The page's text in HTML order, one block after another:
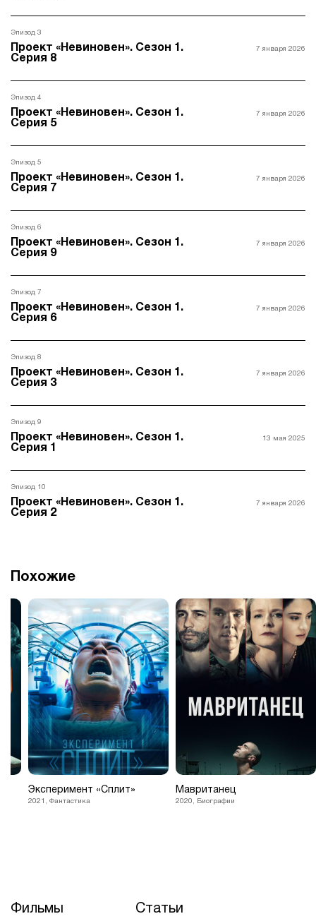
Эпизод 3
Проект «Невиновен». Сезон 1.
Серия 8
7 января 2026
Эпизод 4
Проект «Невиновен». Сезон 1.
Серия 5
7 января 2026
Эпизод 5
Проект «Невиновен». Сезон 1.
Серия 7
7 января 2026
Эпизод 6
Проект «Невиновен». Сезон 1.
Серия 9
7 января 2026
Эпизод 7
Проект «Невиновен». Сезон 1.
Серия 6
7 января 2026
Эпизод 8
Проект «Невиновен». Сезон 1.
Серия 3
7 января 2026
Эпизод 9
Проект «Невиновен». Сезон 1.
Серия 1
13 мая 2025
Эпизод 10
Проект «Невиновен». Сезон 1.
Серия 2
7 января 2026
Похожие
Эксперимент «Сплит»
2021, Фантастика
Мавританец
2020, Биографии
Фильмы Статьи